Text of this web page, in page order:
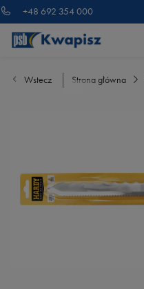
+48 692 354 000
Wstecz Strona główna